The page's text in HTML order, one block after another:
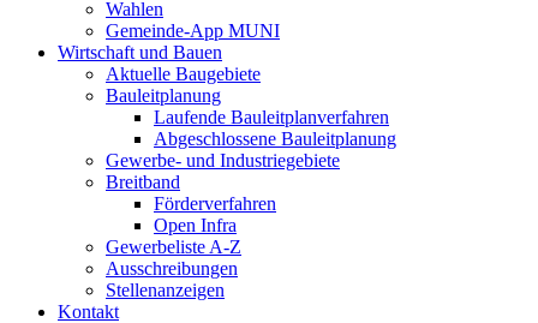
Wahlen
Gemeinde-App MUNI
Wirtschaft und Bauen
Aktuelle Baugebiete
Bauleitplanung
Laufende Bauleitplanverfahren
Abgeschlossene Bauleitplanung
Gewerbe- und Industriegebiete
Breitband
Förderverfahren
Open Infra
Gewerbeliste A-Z
Ausschreibungen
Stellenanzeigen
Kontakt